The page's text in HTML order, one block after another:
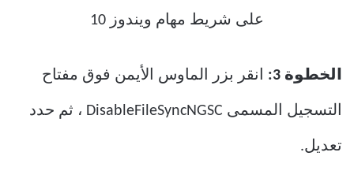
الخطوة 3: انقر بزر الماوس الأيمن فوق مفتاح
التسجيل المسمى DisableFileSyncNGSC ، ثم حدد
تعديل.